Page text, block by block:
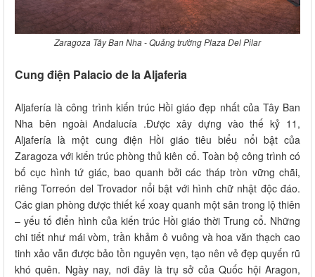
Zaragoza Tây Ban Nha - Quảng trường Plaza Del Pilar
Cung điện Palacio de la Aljaferia
Aljafería là công trình kiến ​​trúc Hồi giáo đẹp nhất của Tây Ban
Nha bên ngoài Andalucía .Được xây dựng vào thế kỷ 11,
Aljafería là một cung điện Hồi giáo tiêu biểu nổi bật của
Zaragoza với kiến trúc phòng thủ kiên cố. Toàn bộ công trình có
bố cục hình tứ giác, bao quanh bởi các tháp tròn vững chãi,
riêng Torreón del Trovador nổi bật với hình chữ nhật độc đáo.
Các gian phòng được thiết kế xoay quanh một sân trong lộ thiên
– yếu tố điển hình của kiến trúc Hồi giáo thời Trung cổ. Những
chi tiết như mái vòm, trần khảm ô vuông và hoa văn thạch cao
tinh xảo vẫn được bảo tồn nguyên vẹn, tạo nên vẻ đẹp quyến rũ
khó quên. Ngày nay, nơi đây là trụ sở của Quốc hội Aragon,